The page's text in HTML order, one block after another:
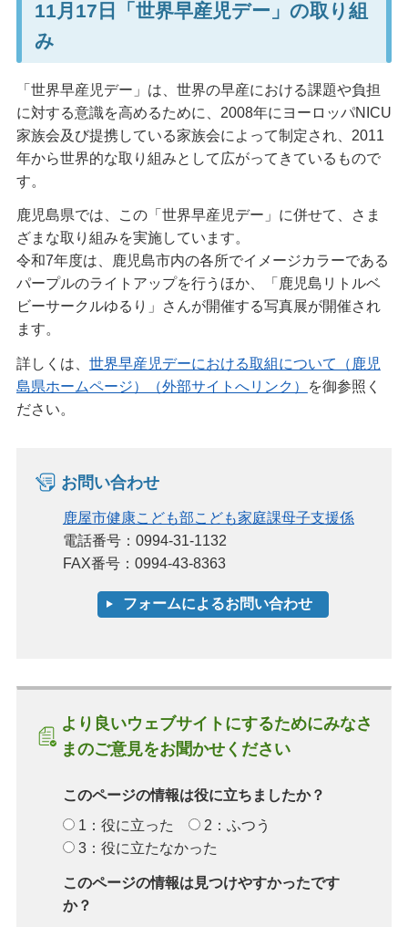
11月17日「世界早産児デー」の取り組
み
「世界早産児デー」は、世界の早産における課題や負担
に対する意識を高めるために、2008年にヨーロッパNICU
家族会及び提携している家族会によって制定され、2011
年から世界的な取り組みとして広がってきているもので
す。
鹿児島県では、この「世界早産児デー」に併せて、さま
ざまな取り組みを実施しています。
令和7年度は、鹿児島市内の各所でイメージカラーである
パープルのライトアップを行うほか、「鹿児島リトルベ
ビーサークルゆるり」さんが開催する写真展が開催され
ます。
詳しくは、 世界早産児デーにおける取組について（鹿児
島県ホームページ）（外部サイトへリンク）
を御参照く
ださい。
お問い合わせ
鹿屋市健康こども部こども家庭課母子支援係
電話番号：0994-31-1132
FAX番号：0994-43-8363
より良いウェブサイトにするためにみなさ
まのご意見をお聞かせください
このページの情報は役に立ちましたか？
1：役に立った
2：ふつう
3：役に立たなかった
このページの情報は見つけやすかったです
か？